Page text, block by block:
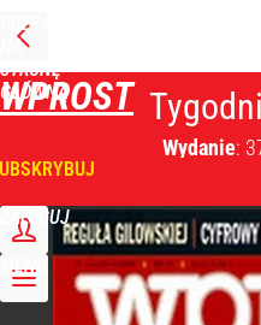
PRZEJDŹ
NA
STRONĘ
GŁÓWNĄ
WPROST
ZALOGUJ
MENU
Wydanie: